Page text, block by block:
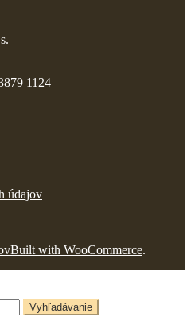
1124
údajov
Built with WooCommerce.
Vyhľadávanie